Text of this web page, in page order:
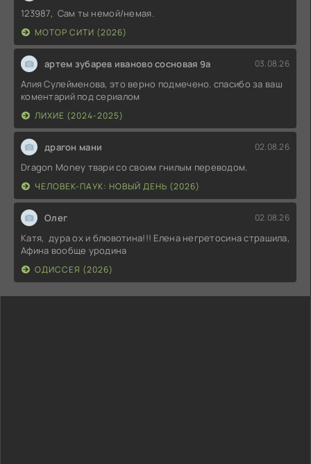
123987, Сам ты немой/немая.
МОТОР СИТИ (2026)
артем зубарев иваново сосновая 9а 03.08.26
Алия Сулейменова, это верно подмечено. спасибо за ваш
коментарий под сериалом
ЛИХИЕ (2024-2025)
драгон мани 02.08.26
Dragon Money твари со своим гнилым переводом.
ЧЕЛОВЕК-ПАУК: НОВЫЙ ДЕНЬ (2026)
Олег 02.08.26
Катя, дура ох и блювотина!!! Елена негретосина страшила,
Афина вообще уродина
ОДИССЕЯ (2026)